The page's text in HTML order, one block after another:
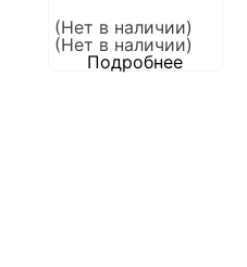
(Нет в наличии)
(Нет в наличии)
Подробнее